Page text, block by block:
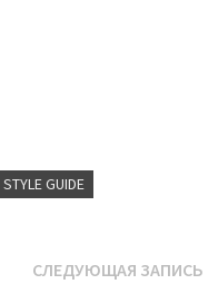
STYLE GUIDE
СЛЕДУЮЩАЯ ЗАПИСЬ